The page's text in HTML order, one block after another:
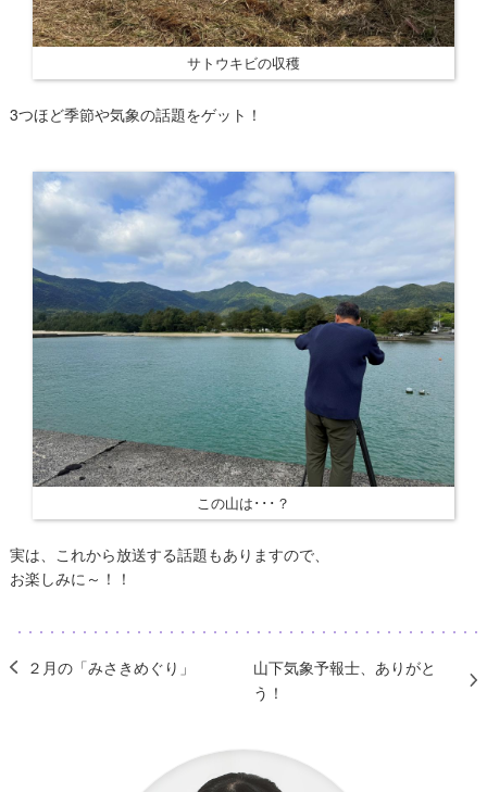
サトウキビの収穫
3つほど季節や気象の話題をゲット！
この山は･･･？
​​実は、これから放送する話題もありますので、
お楽しみに～！！
２月の「みさきめぐり」
山下気象予報士、ありがと
う！